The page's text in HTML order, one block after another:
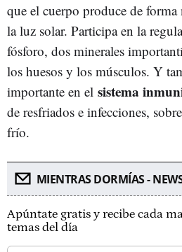
que el cuerpo produce de forma
la luz solar. Participa en la
fósforo, dos minerales
los huesos y los músculos. Y
importante en el sistema
de resfriados e infecciones,
frío.
MIENTRAS DORMÍAS -
Apúntate gratis y recibe cada
temas del día